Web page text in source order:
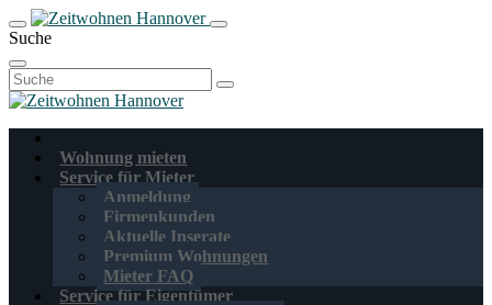
Suche
Suchen
nach:
Wohnung mieten
Service für Mieter
Anmeldung
Firmenkunden
Aktuelle Inserate
Premium Wohnungen
Mieter FAQ
Service für Eigentümer